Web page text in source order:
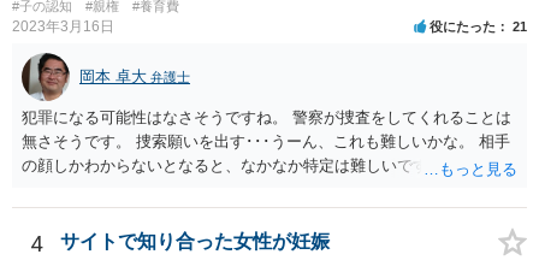
#子の認知 #親権 #養育費
2023年3月16日 役にたった 21
岡本 卓大 弁護士
犯罪になる可能性はなさそうですね。 警察が捜査をしてくれることは
無さそうです。 捜索願いを出す･･･うーん、これも難しいかな。 相手
の顔しかわからないとなると、なかなか特定は難しいですね。 お役に
4 サイトで知り合った女性が妊娠